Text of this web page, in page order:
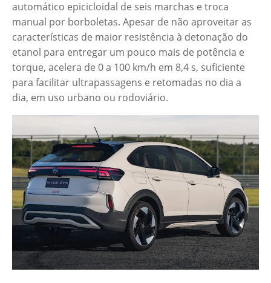
automático epicicloidal de seis marchas e troca
manual por borboletas. Apesar de não aproveitar as
características de maior resistência à detonação do
etanol para entregar um pouco mais de potência e
torque, acelera de 0 a 100 km/h em 8,4 s, suficiente
para facilitar ultrapassagens e retomadas no dia a
dia, em uso urbano ou rodoviário.